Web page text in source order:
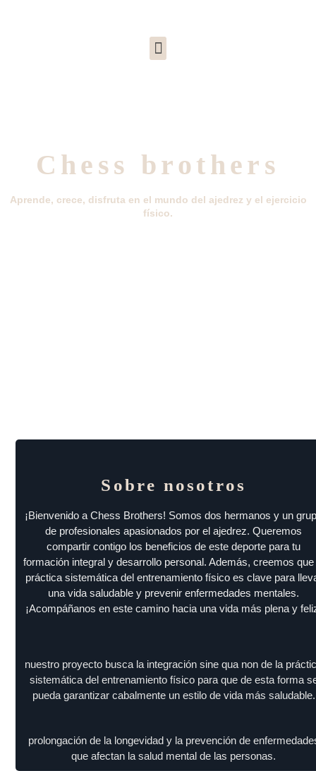
Chess brothers
Aprende, crece, disfruta en el mundo del ajedrez y el ejercicio
físico.
Sobre nosotros
¡Bienvenido a Chess Brothers! Somos dos hermanos y un
de profesionales apasionados por el ajedrez. Queremos
compartir contigo los beneficios de este deporte para tu
formación integral y desarrollo personal. Además, creemos que
práctica sistemática del entrenamiento físico es clave para
una vida saludable y prevenir enfermedades mentales.
¡Acompáñanos en este camino hacia una vida más plena y
nuestro proyecto busca la integración sine qua non de la
sistemática del entrenamiento físico para que de esta forma
pueda garantizar cabalmente un estilo de vida más saludable.
prolongación de la longevidad y la prevención de
que afectan la salud mental de las personas.